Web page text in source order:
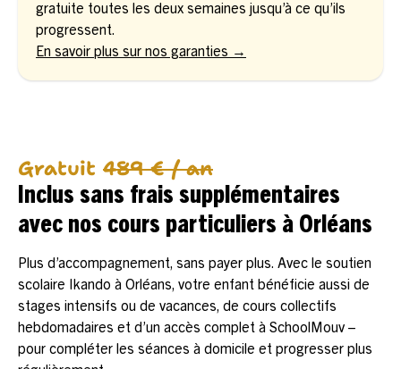
gratuite toutes les deux semaines jusqu’à ce qu’ils
progressent.
En savoir plus sur nos garanties →
Gratuit 489 € / an
Inclus sans frais supplémentaires
avec nos cours particuliers à Orléans
Plus d’accompagnement, sans payer plus. Avec le soutien
scolaire Ikando à Orléans, votre enfant bénéficie aussi de
stages intensifs ou de vacances, de cours collectifs
hebdomadaires et d’un accès complet à SchoolMouv –
pour compléter les séances à domicile et progresser plus